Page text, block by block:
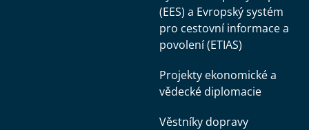
(EES) a Evropský systém
pro cestovní informace a
povolení (ETIAS)
Projekty ekonomické a
vědecké diplomacie
Věstníky dopravy